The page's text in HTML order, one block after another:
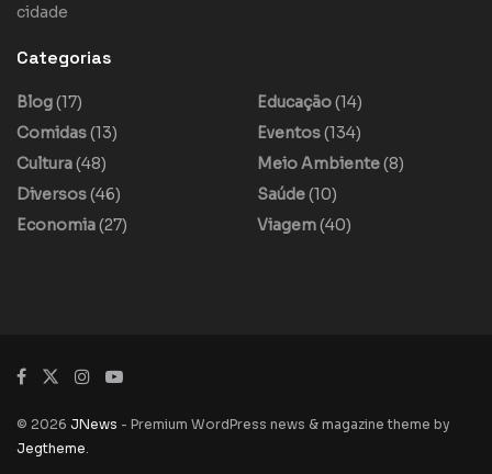
cidade
Categorias
Blog(17)
Comidas(13)
Cultura(48)
Diversos(46)
Economia(27)
Educação(14)
Eventos(134)
Meio Ambiente(8)
Saúde(10)
Viagem(40)
© 2026 JNews - Premium WordPress news & magazine theme by
Jegtheme.